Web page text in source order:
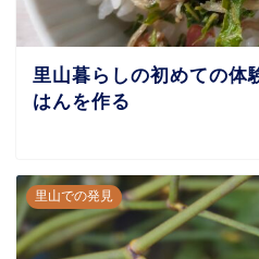
里山暮らしの初めての体
はんを作る
里山での発見